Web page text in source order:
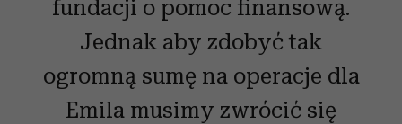
fundacji o pomoc finansową.
Jednak aby zdobyć tak
ogromną sumę na operacje dla
Emila musimy zwrócić się